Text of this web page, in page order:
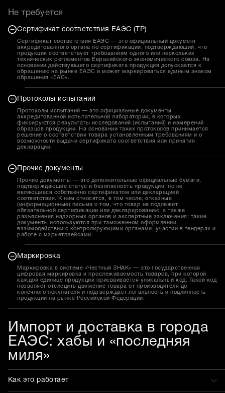
Не требуется
Сертификат соответствия ЕАЭС (ТР)
Сертификат соответствия ЕАЭС — это официальный документ
аккредитованного органа по сертификации, подтверждающий, что
продукция соответствует требованиям одного или нескольких
технических регламентов Евразийского экономического союза. На
основании действующего сертификата продукция допускается к
обращению на рынке ЕАЭС и может маркироваться единым знаком
обращения «EAC».
Протоколы испытаний
Протоколы испытаний — это официальные документы
аккредитованной испытательной лаборатории, в которых
фиксируются результаты исследований (испытаний) и измерений
образцов продукции. На основании таких протоколов принимается
решение о соответствии товара установленным требованиям и о
возможности выдачи сертификата соответствия или принятия
декларации.
Прочие документы
Прочие документы — это дополнительные официальные бумаги,
подтверждающие статус и безопасность продукции, но не
являющиеся собственно сертификатом или декларацией
соответствия. К ним относятся, в том числе, отказные
(информационные) письма о том, что товар не подлежит
обязательной сертификации или декларированию, а также
разъяснения надзорных органов и экспертные заключения; такие
документы используются при таможенном оформлении,
взаимодействии с контролирующими органами, участии в тендерах и
работе с маркетплейсами.
Маркировка
Маркировка в системе «Честный ЗНАК» — это государственная
цифровая маркировка и прослеживаемость товаров, при которой
каждой единице продукции присваивается уникальный код. Такой код
позволяет отследить движение товара от производителя до
конечного покупателя и подтверждает легальность и подлинность
продукции на рынке Российской Федерации.
Импорт и доставка в города
ЕАЭС: хабы и «последняя
миля»
Как это работает